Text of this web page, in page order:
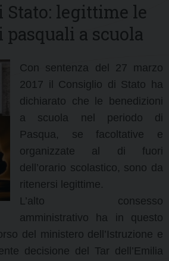
Stato: legittime le
a scuola
Con sentenza del 27 marzo
2017 il Consiglio di Stato ha
dichiarato che le benedizioni
a scuola nel periodo di
Pasqua, se facoltative e
organizzate al di fuori
dell’orario scolastico, sono da
ritenersi legittime.
L’alto consesso
amministrativo ha in questo
del ministero dell’Istruzione e
decisione del Tar dell’Emilia